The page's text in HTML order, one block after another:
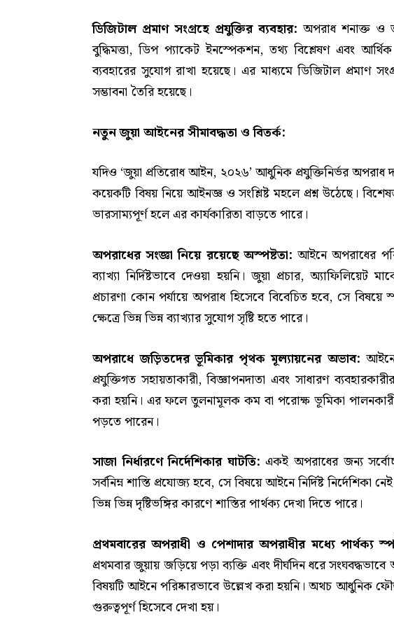
ডিজিটাল প্রমাণ সংগ্রহে প্রযুক্তির ব্যবহার:অপরাধ শনাক্ত ও
বুদ্ধিমত্তা, ডিপ প্যাকেট ইনস্পেকশন, তথ্য বিশ্লেষণ এবং
ব্যবহারের সুযোগ রাখা হয়েছে। এর মাধ্যমে ডিজিটাল প্রমাণ
সম্ভাবনা তৈরি হয়েছে।
নতুন জুয়া আইনের সীমাবদ্ধতা ও বিতর্ক:
যদিও ‘জুয়া প্রতিরোধ আইন, ২০২৬’ আধুনিক প্রযুক্তিনির্ভর অপরাধ
কয়েকটি বিষয় নিয়ে আইনজ্ঞ ও সংশ্লিষ্ট মহলে প্রশ্ন উঠেছে।
ভারসাম্যপূর্ণ হলে এর কার্যকারিতা বাড়তে পারে।
অপরাধের সংজ্ঞা নিয়ে রয়েছে অস্পষ্টতা:আইনে অপরাধের
ব্যাখ্যা নির্দিষ্টভাবে দেওয়া হয়নি। জুয়া প্রচার, অ্যাফিলিয়েট
প্রচারণা কোন পর্যায়ে অপরাধ হিসেবে বিবেচিত হবে, সে
ক্ষেত্রে ভিন্ন ভিন্ন ব্যাখ্যার সুযোগ সৃষ্টি হতে পারে।
অপরাধে জড়িতদের ভূমিকার পৃথক মূল্যায়নের অভাব:
প্রযুক্তিগত সহায়তাকারী, বিজ্ঞাপনদাতা এবং সাধারণ
করা হয়নি। এর ফলে তুলনামূলক কম বা পরোক্ষ ভূমিকা
পড়তে পারেন।
সাজা নির্ধারণে নির্দেশিকার ঘাটতি:একই অপরাধের জন্য
সর্বনিম্ন শাস্তি প্রযোজ্য হবে, সে বিষয়ে আইনে নির্দিষ্ট
ভিন্ন ভিন্ন দৃষ্টিভঙ্গির কারণে শাস্তির পার্থক্য দেখা দিতে পারে।
প্রথমবারের অপরাধী ও পেশাদার অপরাধীর মধ্যে পার্থক্য
প্রথমবার জুয়ায় জড়িয়ে পড়া ব্যক্তি এবং দীর্ঘদিন ধরে
বিষয়টি আইনে পরিষ্কারভাবে উল্লেখ করা হয়নি। অথচ আধুনিক
গুরুত্বপূর্ণ হিসেবে দেখা হয়।